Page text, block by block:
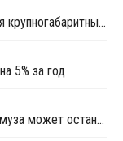
Российские компаунды выбраны для литья крупногабаритных автокомпонентов BELGEE
5% за год
Фундаментальный сбой: из-за блокады Ормуза может остановиться производство автомобилей